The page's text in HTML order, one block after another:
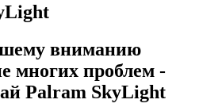
вниманию
многих проблем -
Palram SkyLight